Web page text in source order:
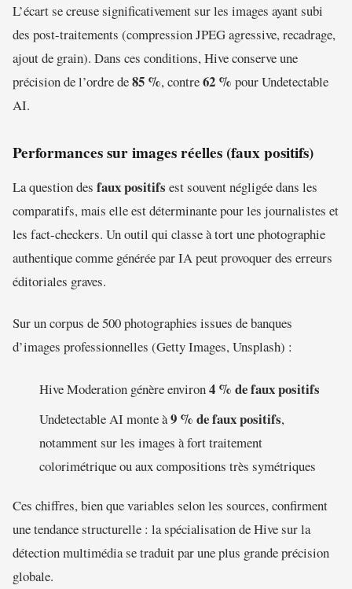
L’écart se creuse significativement sur les images ayant subi
des post-traitements (compression JPEG agressive, recadrage,
ajout de grain). Dans ces conditions, Hive conserve une
précision de l’ordre de85 %, contre62 % pour Undetectable
AI.
Performances sur images réelles (faux positifs)
La question des faux positifs est souvent négligée dans les
comparatifs, mais elle est déterminante pour les journalistes et
les fact-checkers. Un outil qui classe à tort une photographie
authentique comme générée par IA peut provoquer des erreurs
éditoriales graves.
Sur un corpus de 500 photographies issues de banques
d’images professionnelles (Getty Images, Unsplash) :
Hive Moderation génère environ4 % de faux positifs
Undetectable AI monte à9 % de faux positifs,
notamment sur les images à fort traitement
colorimétrique ou aux compositions très symétriques
Ces chiffres, bien que variables selon les sources, confirment
une tendance structurelle : la spécialisation de Hive sur la
détection multimédia se traduit par une plus grande précision
globale.